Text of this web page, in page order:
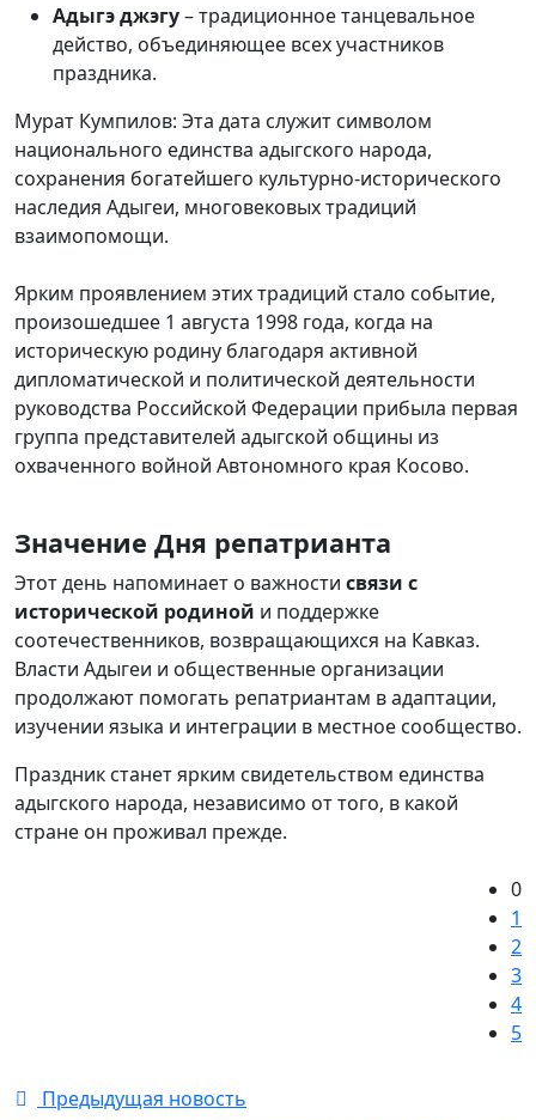
Адыгэ джэгу– традиционное танцевальное
действо, объединяющее всех участников
праздника.
Мурат Кумпилов: Эта дата служит символом
национального единства адыгского народа,
сохранения богатейшего культурно-исторического
наследия Адыгеи, многовековых традиций
взаимопомощи.
Ярким проявлением этих традиций стало событие,
произошедшее 1 августа 1998 года, когда на
историческую родину благодаря активной
дипломатической и политической деятельности
руководства Российской Федерации прибыла первая
группа представителей адыгской общины из
охваченного войной Автономного края Косово.
Значение Дня репатрианта
Этот день напоминает о важности связи с
исторической родиной и поддержке
соотечественников, возвращающихся на Кавказ.
Власти Адыгеи и общественные организации
продолжают помогать репатриантам в адаптации,
изучении языка и интеграции в местное сообщество.
Праздник станет ярким свидетельством единства
адыгского народа, независимо от того, в какой
стране он проживал прежде.
0
1
2
3
4
5
Предыдущая новость